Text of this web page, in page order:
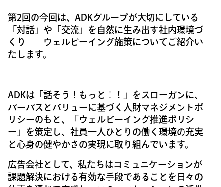
第2回の今回は、ADKグループが大切にしている
「対話」や「交流」を自然に生み出す社内環境づ
くり――ウェルビーイング施策についてご紹介い
たします。
ADKは「話そう！もっと！！」をスローガンに、
パーパスとバリューに基づく人財マネジメントポ
リシーのもと、「ウェルビーイング推進ポリシ
ー」を策定し、社員一人ひとりの働く環境の充実
と心身の健やかさの実現に取り組んでいます。
広告会社として、私たちはコミュニケーションが
課題解決における有効な手段であることを日々の